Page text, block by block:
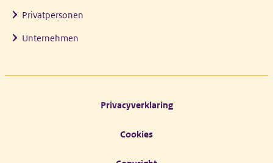
Privatpersonen
Unternehmen
Privacyverklaring
Cookies